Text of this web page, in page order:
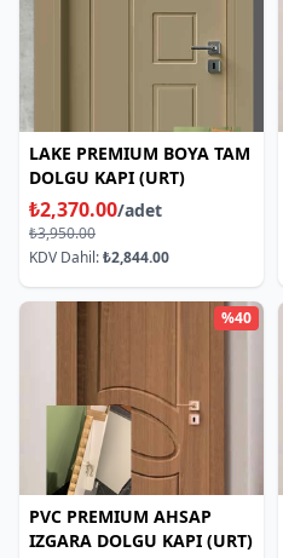
LAKE PREMIUM BOYA TAM
DOLGU KAPI (URT)
₺2,370.00/adet
₺3,950.00
KDV Dahil:₺2,844.00
%40
PVC PREMIUM AHSAP
IZGARA DOLGU KAPI (URT)